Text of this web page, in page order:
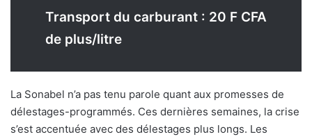
Transport du carburant : 20 F CFA
de plus/litre
La Sonabel n’a pas tenu parole quant aux promesses de
délestages-programmés. Ces dernières semaines, la crise
s’est accentuée avec des délestages plus longs. Les